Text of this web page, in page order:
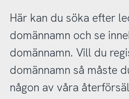
Här kan du söka efter
domännamn och se
domännamn. Vill du
domännamn så måste
någon av våra